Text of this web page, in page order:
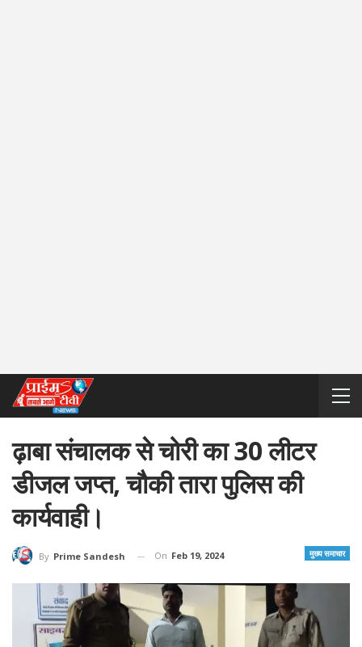
ढ़ाबा संचालक से चोरी का 30 लीटर
डीजल जप्त, चौकी तारा पुलिस की
कार्यवाही।
मुख्य समाचार
By Prime Sandesh On Feb 19, 2024